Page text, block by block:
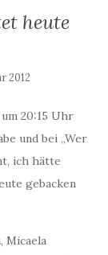
heute
2012
20:15 Uhr
und bei „Wer
ich hätte
gebacken
Micaela